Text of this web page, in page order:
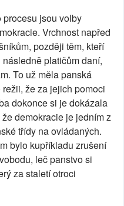
jsou volby
Vrchnost napřed
později těm, kteří
platičům daní,
To už měla panská
že za jejich pomoci
dokonce si je dokázala
demokracie je jedním z
třídy na ovládaných.
bylo kupříkladu zrušení
leč panstvo si
za staletí otroci